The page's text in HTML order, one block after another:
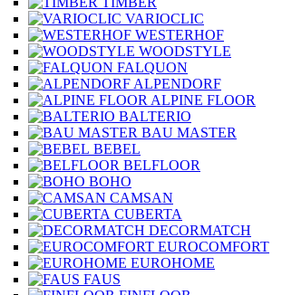
VARIOCLIC
WESTERHOF
WOODSTYLE
FALQUON
ALPENDORF
ALPINE FLOOR
BALTERIO
BAU MASTER
BEBEL
BELFLOOR
BOHO
CAMSAN
CUBERTA
DECORMATCH
EUROCOMFORT
EUROHOME
FAUS